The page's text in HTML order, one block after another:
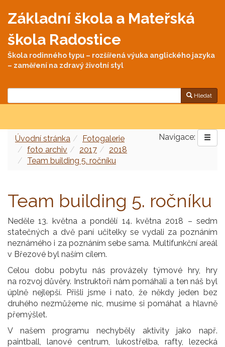
Základní škola a Mateřská
škola Radostice
Škola rodinného typu – rozšířená výuka anglického jazyka
– zaměření na zdravý životní styl
Hledat
Navigace:
Úvodní stránka
Fotogalerie
foto archiv
2017
2018
Team building 5. ročníku
Team building 5. ročníku
Neděle 13. května a pondělí 14. května 2018 – sedm
statečných a dvě paní učitelky se vydali za poznáním
neznámého i za poznáním sebe sama. Multifunkční areál
v Březové byl naším cílem.
Celou dobu pobytu nás provázely týmové hry, hry
na rozvoj důvěry. Instruktoři nám pomáhali a ten náš byl
úplně nejlepší. Přišli jsme i nato, že někdy jeden bez
druhého nezmůžeme nic, musíme si pomáhat a hlavně
přemýšlet.
V našem programu nechyběly aktivity jako např.
paintball, lanové centrum, lukostřelba, rafty, lezecká